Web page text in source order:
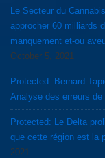
Le Secteur du
approcher 60 milliards
manquement et-ou
October 5, 2021
Protected: Bernard
Analyse des erreurs
Protected: Le Delta
que cette région est la
2021